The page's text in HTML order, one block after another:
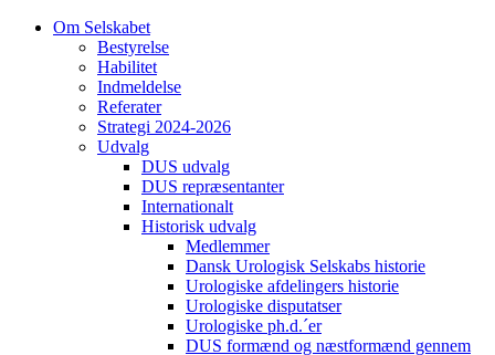
Om Selskabet
Bestyrelse
Habilitet
Indmeldelse
Referater
Strategi 2024-2026
Udvalg
DUS udvalg
DUS repræsentanter
Internationalt
Historisk udvalg
Medlemmer
Dansk Urologisk Selskabs historie
Urologiske afdelingers historie
Urologiske disputatser
Urologiske ph.d.´er
DUS formænd og næstformænd gennem